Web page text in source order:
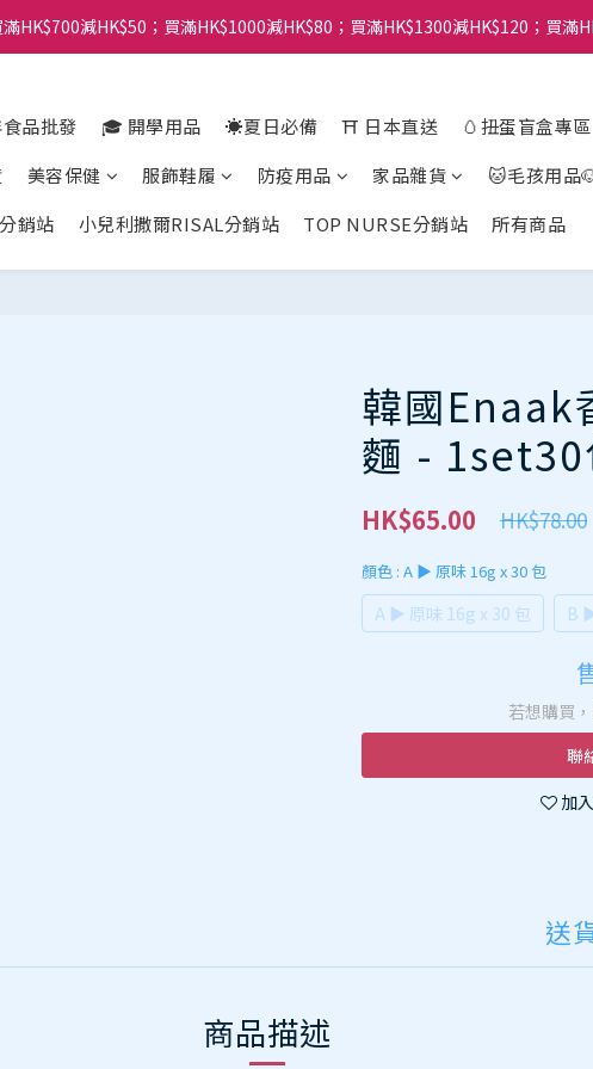
HK$700減HK$50；買滿HK$1000減HK$80；買滿HK$1300減HK$120；買滿
品批發 🎓 開學用品 ☀️夏日必備 ⛩️ 日本直送
🥚扭蛋盲盒專區
美容保健 服飾鞋履 防疫用品 家品雜貨 🐱毛孩用品
銷站
小兒利撒爾RISAL分銷站 TOP NURSE分銷站 所有商品
韓國Enaak
麵 - 1set30
HK$78.00
HK$65.00
顏色 : A ▶️ 原味 16g x 30 包
A ▶️ 原味 16g x 30 包 B
若想購買
聯
加
送
商品描述